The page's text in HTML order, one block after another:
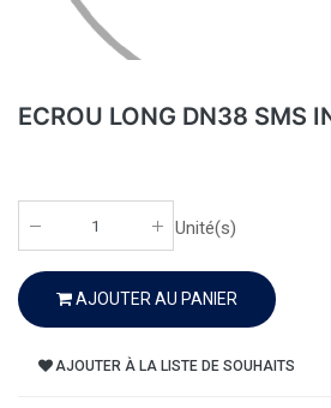
ECROU LONG DN38 SMS
Unité(s)
AJOUTER AU PANIER
AJOUTER À LA LISTE DE SOUHAITS